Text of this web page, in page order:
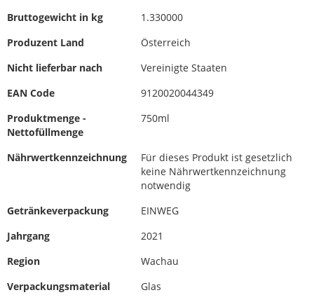
Bruttogewicht in kg
1.330000
Produzent Land
Österreich
Nicht lieferbar nach
Vereinigte Staaten
EAN Code
9120020044349
Produktmenge -
Nettofüllmenge
750ml
Nährwertkennzeichnung
Für dieses Produkt ist gesetzlich
keine Nährwertkennzeichnung
notwendig
Getränkeverpackung
EINWEG
Jahrgang
2021
Region
Wachau
Verpackungsmaterial
Glas